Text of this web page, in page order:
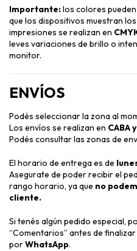
Importante:los colores
que los dispositivos muestran
impresiones se realizan en
leves variaciones de brillo o
monitor.
ENVÍOS
Podés seleccionar la zona al
Los envíos se realizan en CABA
Podés consultar las zonas de
El horario de entrega es de
Asegurate de poder recibir el
rango horario, ya que no
cliente.
Si tenés algún pedido especial,
“Comentarios” antes de
porWhatsApp.